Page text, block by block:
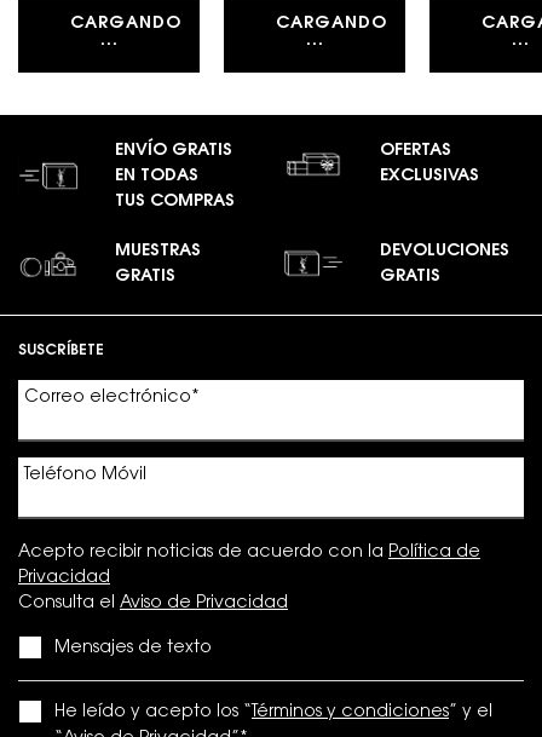
CARGANDO
...
CARGANDO
...
...
ENVÍO GRATIS
EN TODAS
TUS COMPRAS
OFERTAS
EXCLUSIVAS
MUESTRAS
GRATIS
DEVOLUCIONES
GRATIS
SUSCRÍBETE
Correo electrónico *
Teléfono Móvil
Acepto recibir noticias de acuerdo con la Política de
Privacidad
Consulta el Aviso de Privacidad
Mensajes de texto
He leído y acepto los “ Términos y condiciones ” y el